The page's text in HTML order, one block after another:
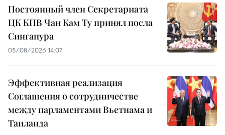
Постоянный член Секретариата
ЦК КПВ Чан Кам Ту принял посла
Сингапура
05/08/2026 14:07
Эффективная реализация
Соглашения о сотрудничестве
между парламентами Вьетнама и
Таиланда